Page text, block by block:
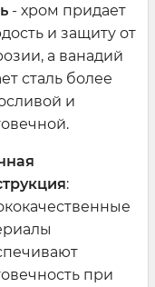
- хром придает
и защиту от
а ванадий
сталь более
и
:
при